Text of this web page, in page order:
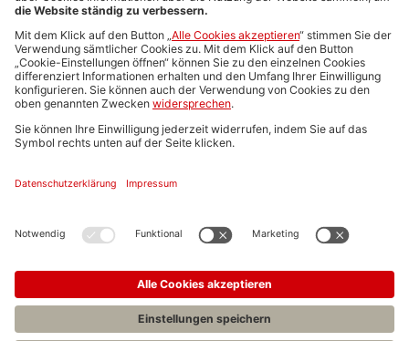
Newsletteranmeldung
Produktübersicht
ALLGEMEIN
FAQs
Impressum
Stellenangebote C.H.BECK